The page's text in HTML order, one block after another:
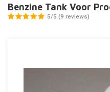
Benzine Tank Voor
5/5 (9 reviews)